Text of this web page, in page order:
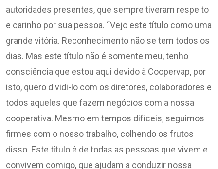
autoridades presentes, que sempre tiveram respeito
e carinho por sua pessoa. “Vejo este título como uma
grande vitória. Reconhecimento não se tem todos os
dias. Mas este título não é somente meu, tenho
consciência que estou aqui devido à Coopervap, por
isto, quero dividi-lo com os diretores, colaboradores e
todos aqueles que fazem negócios com a nossa
cooperativa. Mesmo em tempos difíceis, seguimos
firmes com o nosso trabalho, colhendo os frutos
disso. Este título é de todas as pessoas que vivem e
convivem comigo, que ajudam a conduzir nossa